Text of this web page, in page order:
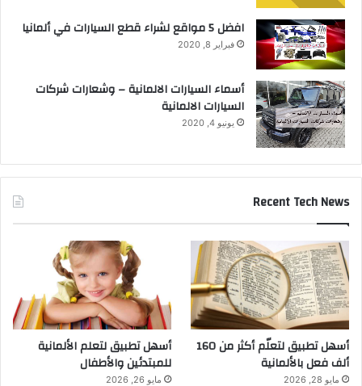
افضل 5 مواقع لشراء قطع السيارات في ألمانيا
فبراير 8, 2020
أسماء السيارات الالمانية – وشعارات شركات
السيارات الالمانية
يونيو 4, 2020
Recent Tech News
أسهل تطبيق لتعلّم أكثر من 160
ألف فعل بالألمانية
مايو 28, 2026
أسهل تطبيق لتعلم الألمانية
للمبتدئين والأطفال
مايو 26, 2026